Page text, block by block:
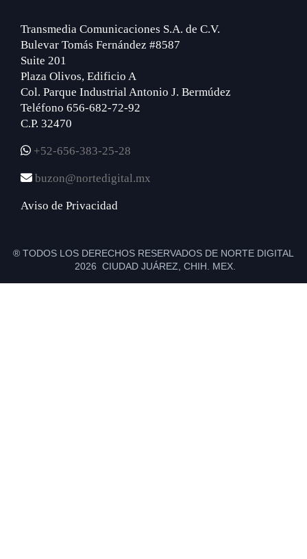
Transmedia Comunicaciones S.A. de C.V.
Bulevar Tomás Fernández #8587
Suite 201
Plaza Olivos, Edificio A
Col. Parque Industrial Antonio J. Bermúdez
Teléfono 656-682-72-92
C.P. 32470
+52-656-383-25-28
buzon@nortedigital.mx
Aviso de Privacidad
® TODOS LOS DERECHOS RESERVADOS DE NORTE DIGITAL
2026 CIUDAD JUÁREZ, CHIH. MEX.